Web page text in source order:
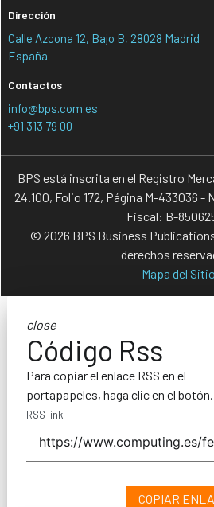
Dirección
Calle Azcona 12, Bajo B, 28028 Madrid
España
Contactos
info@bps.com.es
+91 313 79 00
BPS está inscrita en el Registro
24.100, Folio 172, Página M-433036
Fiscal: B-
© 2026 BPS Business
derechos
Mapa del Sitio
close
Código Rss
Para copiar el enlace RSS en el
portapapeles, haga clic en el botón.
RSS link
COPIAR